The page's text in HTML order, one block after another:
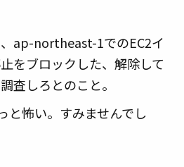
ap-northeast-1でのEC2イ
をブロックした、解除して
査しろとのこと。
と怖い。すみませんでし